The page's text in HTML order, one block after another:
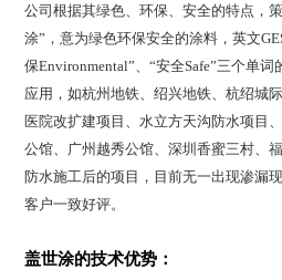
公司根据其绿色、环保、安全的特点，
涂”，意为绿色环保安全的涂料，英文
保Environmental”、“安全Safe”三个单
应用，如杭州地铁、绍兴地铁、杭绍城
医院改扩建项目、水立方天沟防水项目
公馆、广州越秀公馆、深圳香蜜三村、
防水施工后的项目，目前无一出现渗漏
客户一致好评。
盖世涂的技术优势：